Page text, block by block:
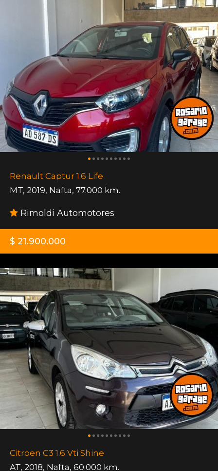
Renault Captur 1.6 Life
MT, 2019, Nafta, 77.000 km.
Rimoldi Automotores
$ 21.900.000
Citroen C3 1.6 Vti Shine
AT, 2018, Nafta, 60.000 km.